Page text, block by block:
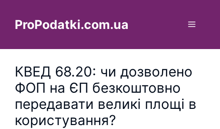
вмістуProPodatki.com.ua Меню
КВЕД 68.20: чи дозволено
ФОП на ЄП безкоштовно
передавати великі площі в
користування?